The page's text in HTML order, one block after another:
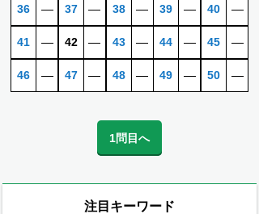
36 ―
41 ―
46 ―
37 ―
42 ―
47 ―
38 ―
43 ―
48 ―
39 ―
44 ―
49 ―
40 ―
45 ―
50 ―
1問目へ
注目キーワード